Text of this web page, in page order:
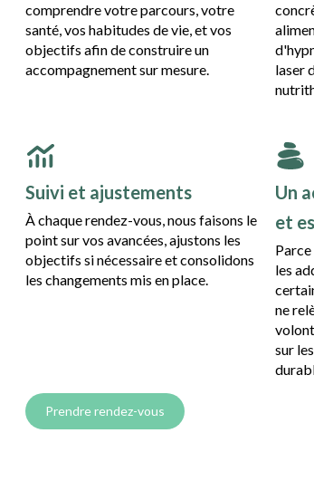
comprendre votre parcours, votre
santé, vos habitudes de vie, et vos
objectifs afin de construire un
accompagnement sur mesure.
laser
Suivi et ajustements
À chaque rendez-vous, nous faisons le
point sur vos avancées, ajustons les
objectifs si nécessaire et consolidons
les changements mis en place.
Un
et
les
ne
sur
Prendre rendez-vous